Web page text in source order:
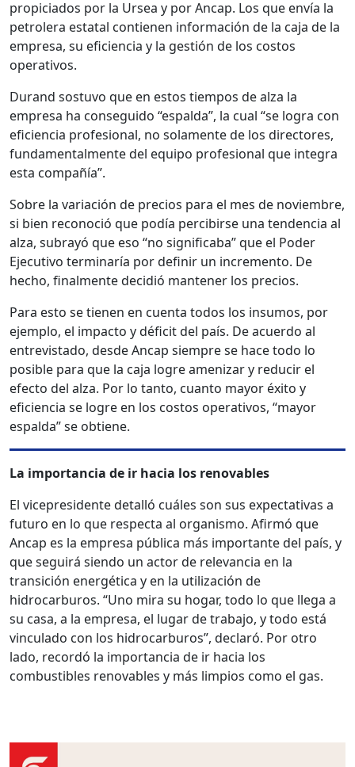
propiciados por la Ursea y por Ancap. Los que envía la
petrolera estatal contienen información de la caja de la
empresa, su eficiencia y la gestión de los costos
operativos.
Durand sostuvo que en estos tiempos de alza la
empresa ha conseguido “espalda”, la cual “se logra con
eficiencia profesional, no solamente de los directores,
fundamentalmente del equipo profesional que integra
esta compañía”.
Sobre la variación de precios para el mes de noviembre,
si bien reconoció que podía percibirse una tendencia al
alza, subrayó que eso “no significaba” que el Poder
Ejecutivo terminaría por definir un incremento. De
hecho, finalmente decidió mantener los precios.
Para esto se tienen en cuenta todos los insumos, por
ejemplo, el impacto y déficit del país. De acuerdo al
entrevistado, desde Ancap siempre se hace todo lo
posible para que la caja logre amenizar y reducir el
efecto del alza. Por lo tanto, cuanto mayor éxito y
eficiencia se logre en los costos operativos, “mayor
espalda” se obtiene.
La importancia de ir hacia los renovables
El vicepresidente detalló cuáles son sus expectativas a
futuro en lo que respecta al organismo. Afirmó que
Ancap es la empresa pública más importante del país, y
que seguirá siendo un actor de relevancia en la
transición energética y en la utilización de
hidrocarburos. “Uno mira su hogar, todo lo que llega a
su casa, a la empresa, el lugar de trabajo, y todo está
vinculado con los hidrocarburos”, declaró. Por otro
lado, recordó la importancia de ir hacia los
combustibles renovables y más limpios como el gas.